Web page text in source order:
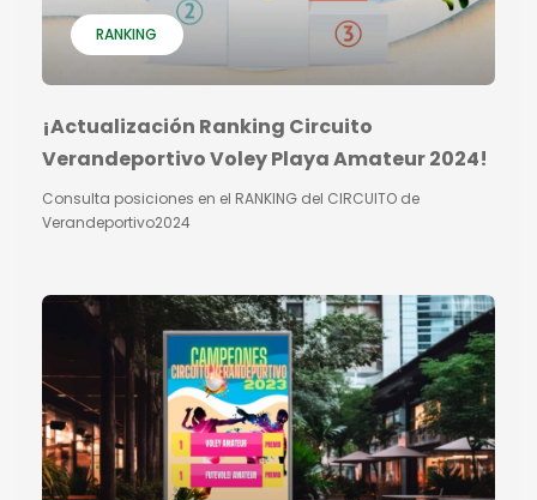
RANKING
¡Actualización Ranking Circuito
Verandeportivo Voley Playa Amateur 2024!
Consulta posiciones en el RANKING del CIRCUITO de
Verandeportivo2024